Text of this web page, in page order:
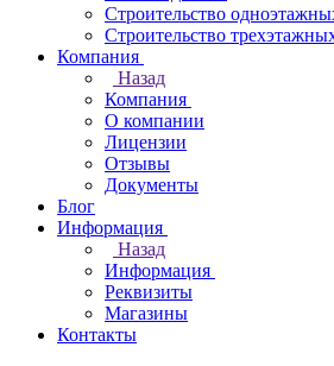
Строительство
Строительство
Компания
Назад
Компания
О компании
Лицензии
Отзывы
Документы
Блог
Информация
Назад
Информация
Реквизиты
Магазины
Контакты